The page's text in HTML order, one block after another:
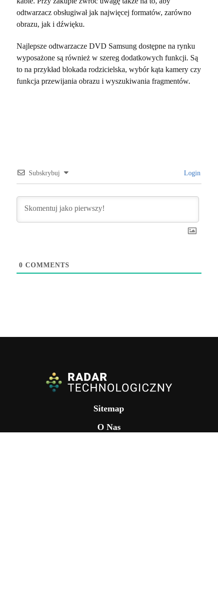
odtwarzacz obsługiwał jak najwięcej formatów, zarówno
obrazu, jak i dźwięku.
Najlepsze odtwarzacze DVD Samsung dostępne na rynku
wyposażone są również w szereg dodatkowych funkcji. Są
to na przykład blokada rodzicielska, wybór kąta kamery czy
funkcja przewijania obrazu i wyszukiwania fragmentów.
Subskrybuj Login
0 COMMENTS
Sitemap
O Nas